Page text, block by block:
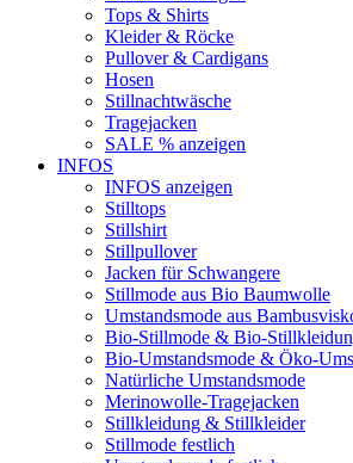
Tops & Shirts
Kleider & Röcke
Pullover & Cardigans
Hosen
Stillnachtwäsche
Tragejacken
SALE % anzeigen
INFOS
INFOS anzeigen
Stilltops
Stillshirt
Stillpullover
Jacken für Schwangere
Stillmode aus Bio Baumwolle
Umstandsmode aus
Bio-Stillmode & Bio-
Bio-Umstandsmode & Öko-
Natürliche Umstandsmode
Merinowolle-Tragejacken
Stillkleidung & Stillkleider
Stillmode festlich